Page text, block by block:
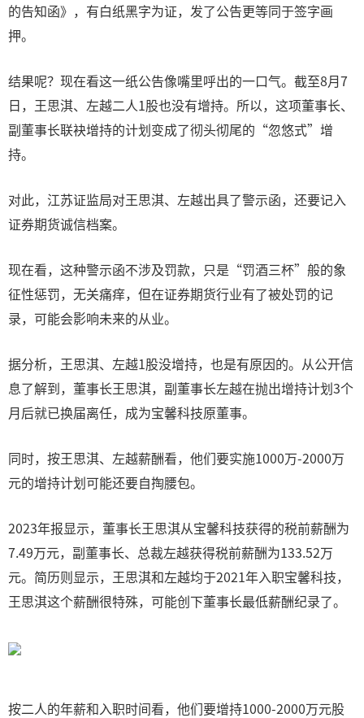
的告知函》，有白纸黑字为证，发了公告更等同于签字画
押。
结果呢？现在看这一纸公告像嘴里呼出的一口气。截至8月7
日，王思淇、左越二人1股也没有增持。所以，这项董事长、
副董事长联袂增持的计划变成了彻头彻尾的“忽悠式”增
持。
对此，江苏证监局对王思淇、左越出具了警示函，还要记入
证券期货诚信档案。
现在看，这种警示函不涉及罚款，只是“罚酒三杯”般的象
征性惩罚，无关痛痒，但在证券期货行业有了被处罚的记
录，可能会影响未来的从业。
据分析，王思淇、左越1股没增持，也是有原因的。从公开信
息了解到，董事长王思淇，副董事长左越在抛出增持计划3个
月后就已换届离任，成为宝馨科技原董事。
同时，按王思淇、左越薪酬看，他们要实施1000万-2000万
元的增持计划可能还要自掏腰包。
2023年报显示，董事长王思淇从宝馨科技获得的税前薪酬为
7.49万元，副董事长、总裁左越获得税前薪酬为133.52万
元。简历则显示，王思淇和左越均于2021年入职宝馨科技，
王思淇这个薪酬很特殊，可能创下董事长最低薪酬纪录了。
按二人的年薪和入职时间看，他们要增持1000-2000万元股